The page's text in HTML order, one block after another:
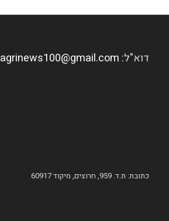
דוא"ל: agrinews100@gmail.com
כתובת: ת.ד. 959, חרוצים, מיקוד 60917